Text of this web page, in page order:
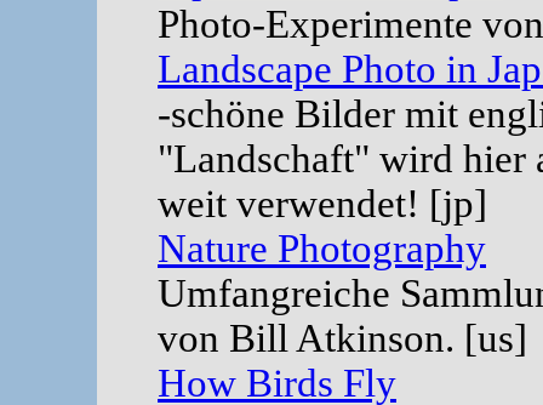
Photo-Experimente
Landscape Photo in
-schöne Bilder mit
"Landschaft" wird hier
weit verwendet! [jp]
Nature Photography
Umfangreiche
von Bill Atkinson. [us]
How Birds Fly